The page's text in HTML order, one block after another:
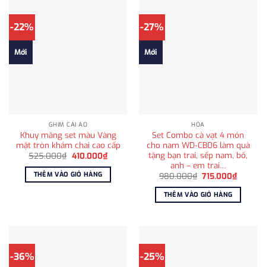
-22%
Mới
GHIM CÀI ÁO
Khuy măng set màu Vàng
mặt tròn khảm chai cao cấp
525.000₫ Giá
là:
525.000₫.
410.000₫Giá
hiện
tại
410.000₫.
THÊM VÀO GIỎ HÀNG
-27%
Mới
HỎA
Set Combo cà vạt 4 món
cho nam WD-CB06 làm quà
tặng bạn trai, sếp nam, bố,
anh – em trai…
980.000₫ Giá
là:
980.000₫.
715.000₫Giá
hiện
tại
THÊM VÀO GIỎ HÀNG
-36% -25%